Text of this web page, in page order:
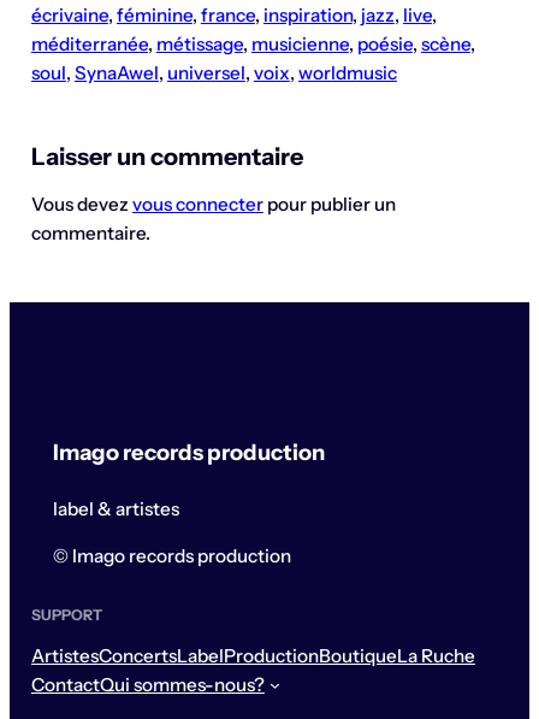
écrivaine, féminine, france, inspiration, jazz, live
méditerranée, métissage, musicienne, poésie, scène
soul, SynaAwel, universel, voix, worldmusic
Laisser un commentaire
Vous devez vous connecterpour publier un
commentaire.
Imago records production
label & artistes
© Imago records production
SUPPORT
ArtistesConcertsLabelProductionBoutiqueLa Ruche
ContactQui sommes-nous?